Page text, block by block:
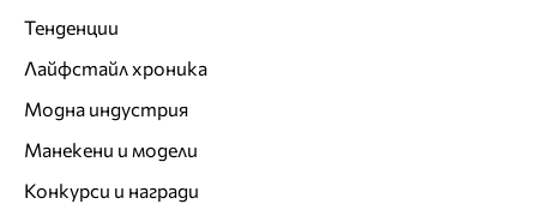
Тенденции
Лайфстайл хроника
Модна индустрия
Манекени и модели
Конкурси и награди